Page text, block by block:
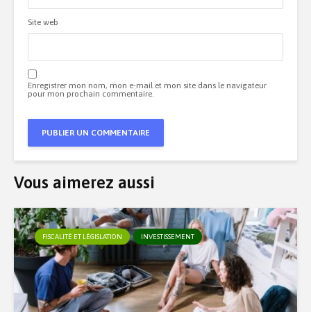
Site web
Enregistrer mon nom, mon e-mail et mon site dans le navigateur
pour mon prochain commentaire.
Vous aimerez aussi
FISCALITÉ ET LÉGISLATION INVESTISSEMENT